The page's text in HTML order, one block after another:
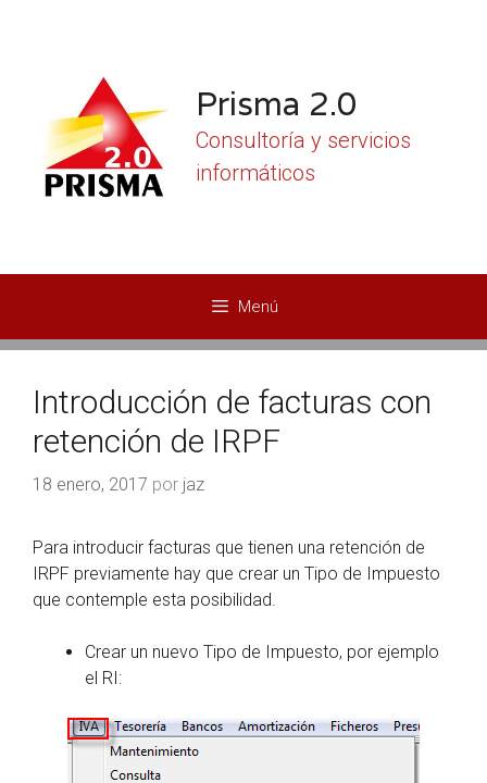
Prisma 2.0
Consultoría y servicios
informáticos
Menú
Introducción de facturas con
retención de IRPF
18 enero, 2017 por jaz
Para introducir facturas que tienen una retención de
IRPF previamente hay que crear un Tipo de Impuesto
que contemple esta posibilidad.
Crear un nuevo Tipo de Impuesto, por ejemplo
el RI: